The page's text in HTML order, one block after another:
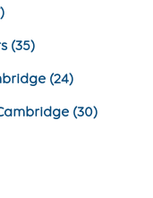
(35)
(24)
(30)